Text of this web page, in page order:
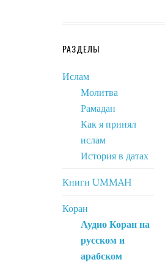
РАЗДЕЛЫ
Ислам
Молитва
Рамадан
Как я принял
ислам
История в датах
Книги UMMAH
Коран
Аудио Коран на
русском и
арабском